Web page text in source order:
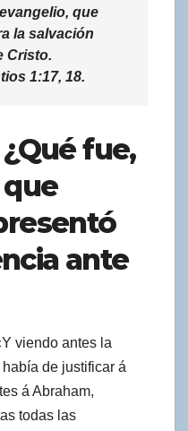
que
la salvación
Cristo.
1:17, 18.
fue,
ante
viendo antes la
de justificar á
á Abraham,
todas las